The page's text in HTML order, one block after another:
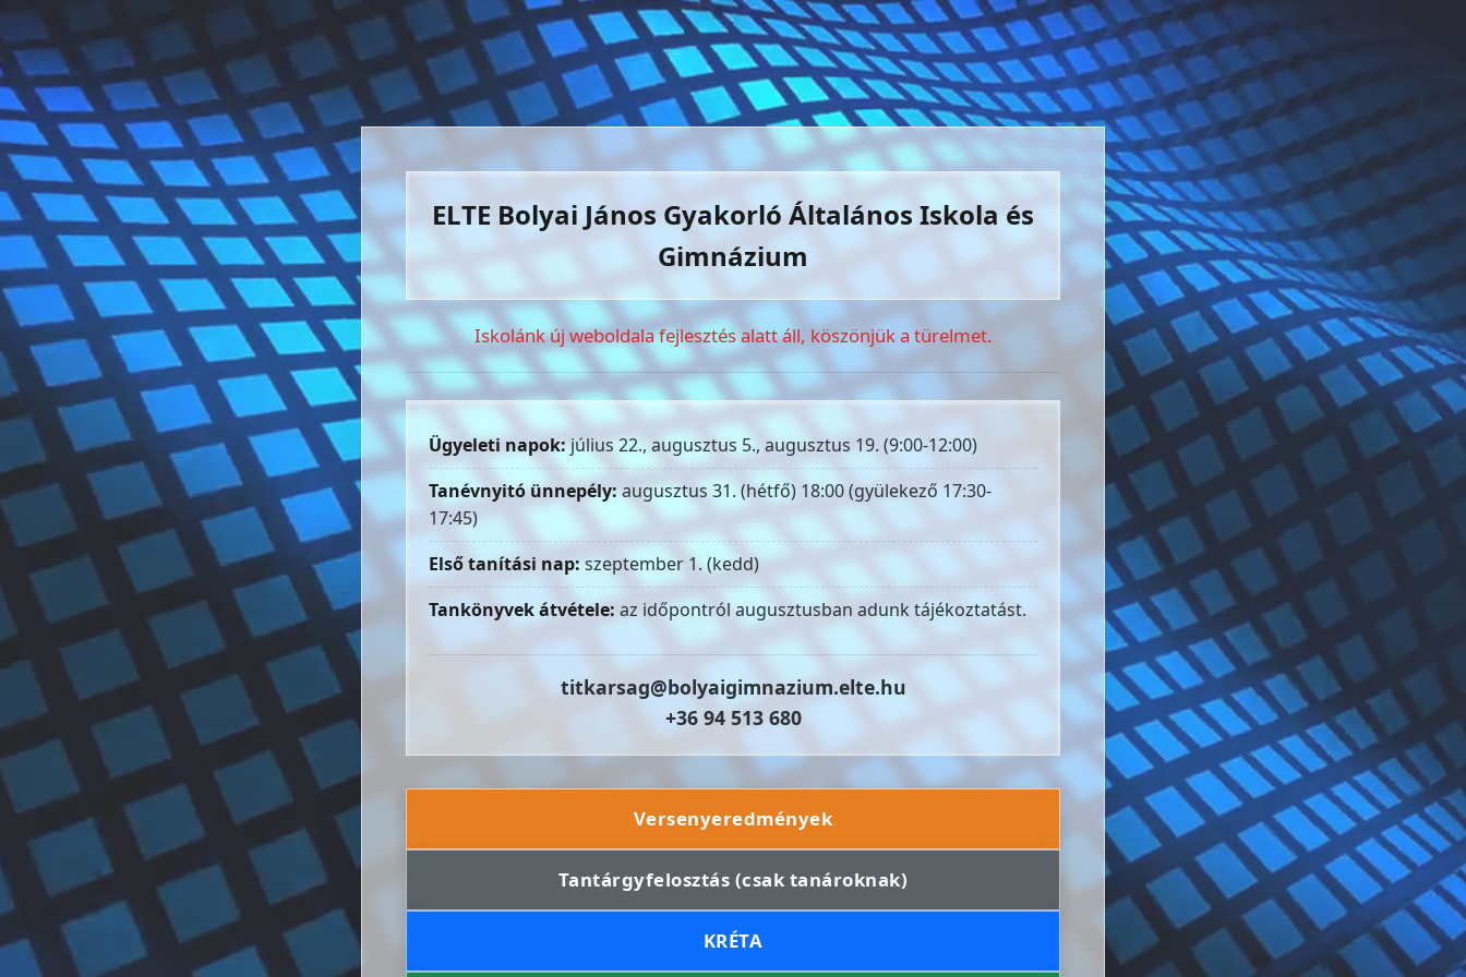
ELTE Bolyai János Gyakorló Általános Iskola és
Gimnázium
Iskolánk új weboldala fejlesztés alatt áll, köszönjük a türelmet.
Ügyeleti napok:július 22., augusztus 5., augusztus 19. (9:00-12:00)
Tanévnyitó ünnepély:augusztus 31. (hétfő) 18:00 (gyülekező 17:30-
17:45)
Első tanítási nap:szeptember 1. (kedd)
Tankönyvek átvétele: az időpontról augusztusban adunk tájékoztatást.
titkarsag@bolyaigimnazium.elte.hu
+36 94 513 680
Versenyeredmények
Tantárgyfelosztás (csak tanároknak)
KRÉTA